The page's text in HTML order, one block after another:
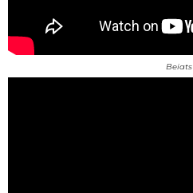
Beiats